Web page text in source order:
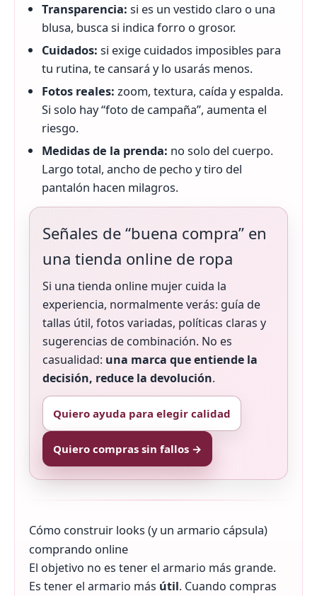
Transparencia: si es un vestido claro o una
blusa, busca si indica forro o grosor.
Cuidados: si exige cuidados imposibles para
tu rutina, te cansará y lo usarás menos.
Fotos reales: zoom, textura, caída y espalda.
Si solo hay “foto de campaña”, aumenta el
riesgo.
Medidas de la prenda: no solo del cuerpo.
Largo total, ancho de pecho y tiro del
pantalón hacen milagros.
Señales de “buena compra” en
una tienda online de ropa
Si una tienda online mujer cuida la
experiencia, normalmente verás: guía de
tallas útil, fotos variadas, políticas claras y
sugerencias de combinación. No es
casualidad: una marca que entiende la
decisión, reduce la devolución.
Quiero ayuda para elegir calidad
Quiero compras sin fallos →
Cómo construir looks (y un armario cápsula)
comprando online
El objetivo no es tener el armario más grande.
Es tener el armario más útil. Cuando compras